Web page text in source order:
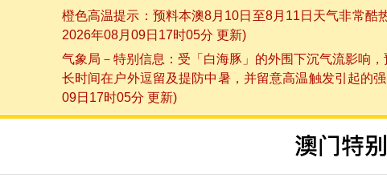
橙色高温提示：预料本澳8月10日至8月11日天气非常
2026年08月09日17时05分 更新)
气象局－特别信息：受「白海豚」的外围下沉气流影响
长时间在户外逗留及提防中暑，并留意高温触发引起的
09日17时05分 更新)